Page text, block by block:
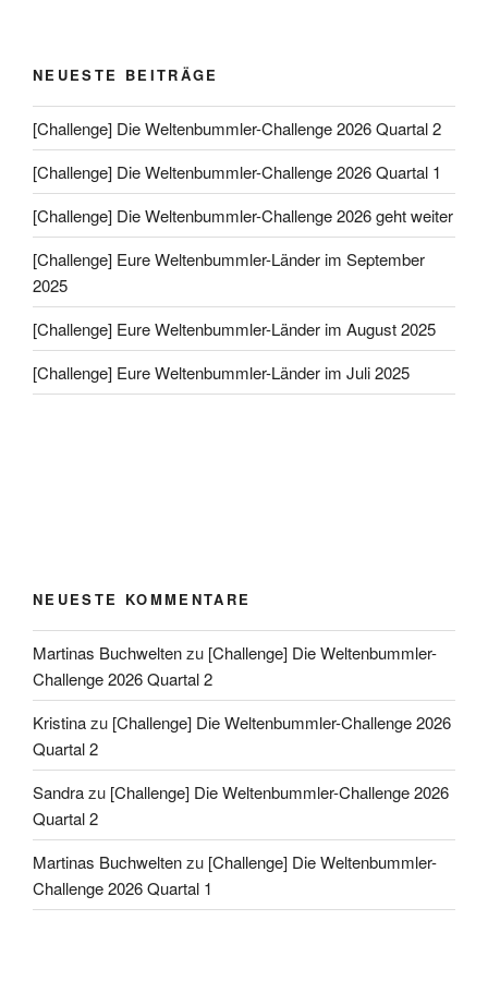
NEUESTE BEITRÄGE
[Challenge] Die Weltenbummler-Challenge 2026 Quartal 2
[Challenge] Die Weltenbummler-Challenge 2026 Quartal 1
[Challenge] Die Weltenbummler-Challenge 2026 geht weiter
[Challenge] Eure Weltenbummler-Länder im September
2025
[Challenge] Eure Weltenbummler-Länder im August 2025
[Challenge] Eure Weltenbummler-Länder im Juli 2025
NEUESTE KOMMENTARE
Martinas Buchweltenzu [Challenge] Die Weltenbummler-
Challenge 2026 Quartal 2
Kristinazu [Challenge] Die Weltenbummler-Challenge 2026
Quartal 2
Sandrazu [Challenge] Die Weltenbummler-Challenge 2026
Quartal 2
Martinas Buchweltenzu [Challenge] Die Weltenbummler-
Challenge 2026 Quartal 1